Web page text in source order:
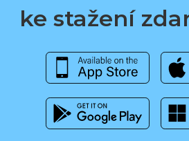
ke stažení